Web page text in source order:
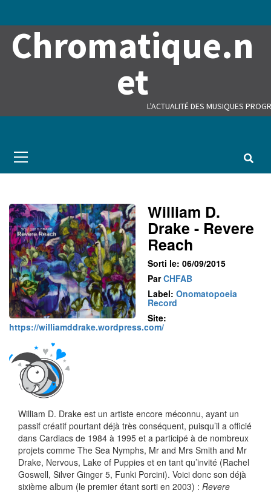
Chromatique.n
et
L'ACTUALITÉ DES MUSIQUES
Menu
William D.
Drake - Revere
Reach
Sorti le: 06/09/2015
ParCHFAB
Label: Onomatopoeia
Record
Site:
https://williamddrake.wordpress.com/
William D. Drake est un artiste encore méconnu, ayant un
passif créatif pourtant déjà très conséquent, puisqu’il a officié
dans Cardiacs de 1984 à 1995 et a participé à de nombreux
projets comme The Sea Nymphs, Mr and Mrs Smith and Mr
Drake, Nervous, Lake of Puppies et en tant qu’invité (Rachel
Goswell, Silver Ginger 5, Funki Porcini). Voici donc son déjà
sixième album (le premier étant sorti en 2003) : Revere